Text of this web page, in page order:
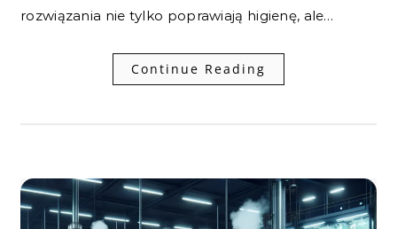
rozwiązania nie tylko poprawiają higienę, ale…
Continue Reading